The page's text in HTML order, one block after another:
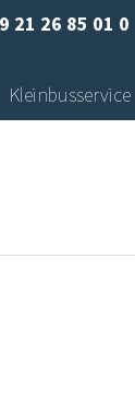
21 26 85 01 0
Kleinbusservice